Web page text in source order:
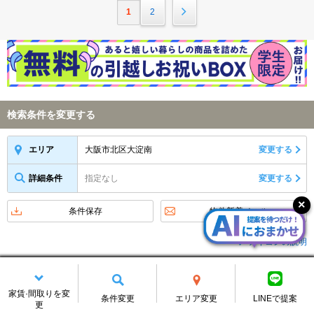
1 2
家賃·間取りを変
更
条件変更 エリア変更 LINEで提案
検索条件を変更する
エリア 大阪市北区大淀南 変更する
詳細条件 指定なし 変更する
条件保存 物件新着メール
アイコンの説明
メールアドレス